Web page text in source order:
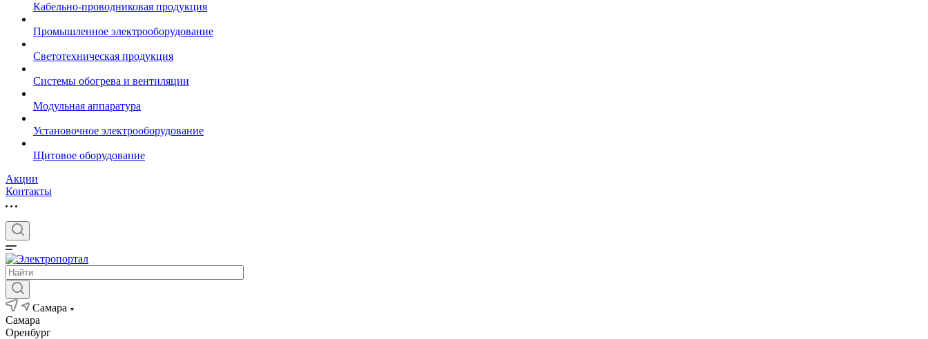
Кабельно-проводниковая продукция
Промышленное электрооборудование
Светотехническая продукция
Системы обогрева и вентиляции
Модульная аппаратура
Установочное электрооборудование
Щитовое оборудование
Акции
Контакты
Самара
Самара
Оренбург